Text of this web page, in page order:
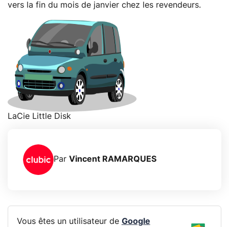
vers la fin du mois de janvier chez les revendeurs.
LaCie Little Disk
Par Vincent RAMARQUES
Vous êtes un utilisateur de Google